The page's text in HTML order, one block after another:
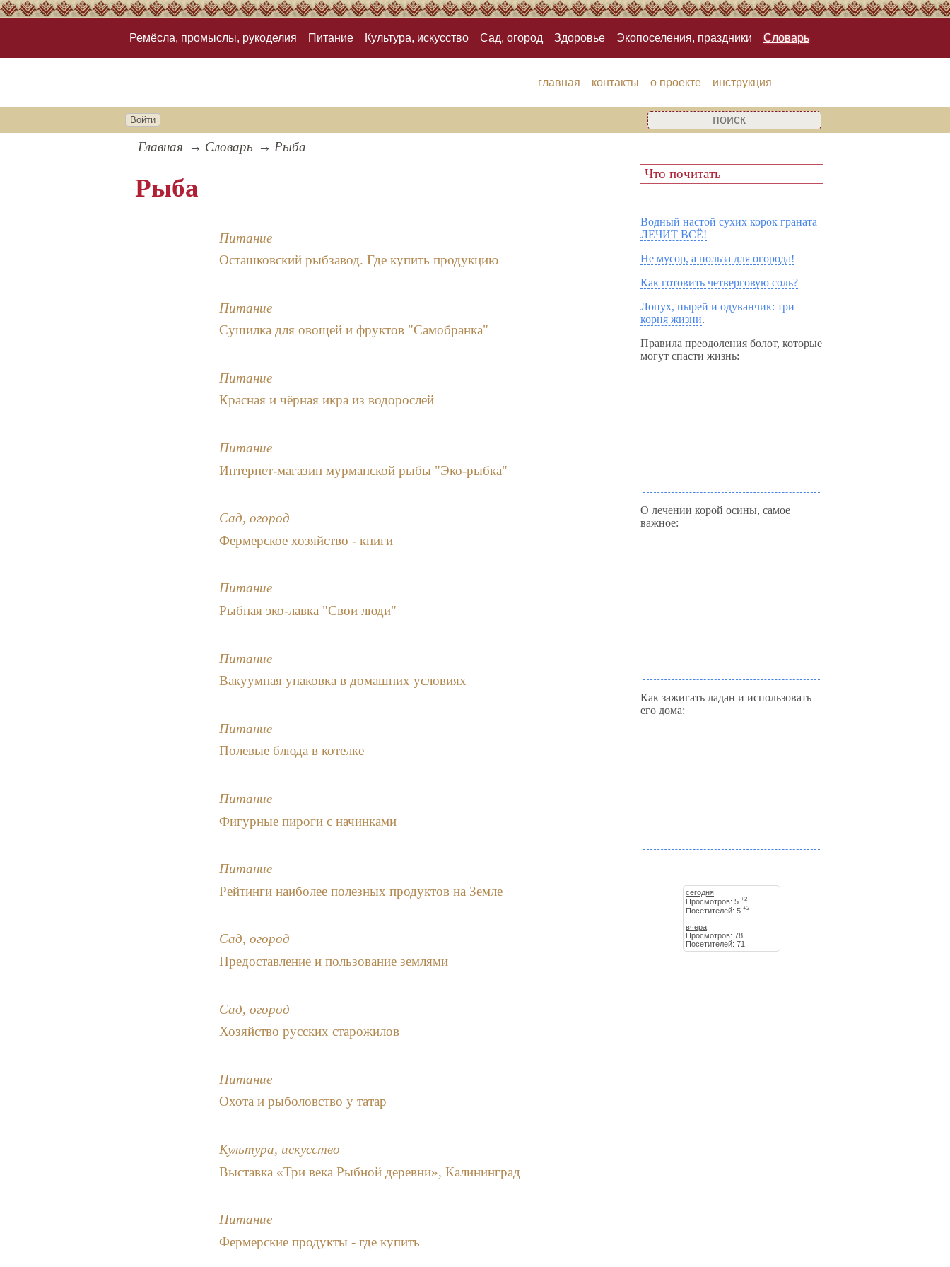
Ремёсла, промыслы, рукоделия Питание Культура, искусство Сад, огород Здоровье Экопоселения, праздники Словарь
главная контакты о проекте инструкция
Войти
Главная Словарь Рыба
Рыба
Питание
Осташковский рыбзавод. Где купить продукцию
Питание
Сушилка для овощей и фруктов "Самобранка"
Питание
Красная и чёрная икра из водорослей
Питание
Интернет-магазин мурманской рыбы "Эко-рыбка"
Сад, огород
Фермерское хозяйство - книги
Питание
Рыбная эко-лавка "Свои люди"
Питание
Вакуумная упаковка в домашних условиях
Питание
Полевые блюда в котелке
Питание
Фигурные пироги с начинками
Питание
Рейтинги наиболее полезных продуктов на Земле
Сад, огород
Предоставление и пользование землями
Сад, огород
Хозяйство русских старожилов
Питание
Охота и рыболовство у татар
Культура, искусство
Выставка «Три века Рыбной деревни», Калининград
Питание
Фермерские продукты - где купить
Что почитать
Водный настой сухих корок граната
ЛЕЧИТ ВСЁ!
Не мусор, а польза для огорода!
Как готовить четверговую соль?
Лопух, пырей и одуванчик: три
корня жизни.
Правила преодоления болот, которые
могут спасти жизнь:
О лечении корой осины, самое
важное:
Как зажигать ладан и использовать
его дома:
сегодня
Просмотров: 5+2
Посетителей: 5+2
вчера
Просмотров: 78
Посетителей: 71